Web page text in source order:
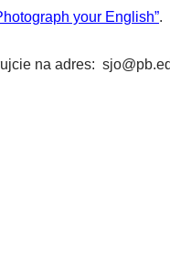
your English”.
na adres: